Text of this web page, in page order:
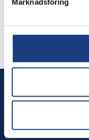
Marknadsföring